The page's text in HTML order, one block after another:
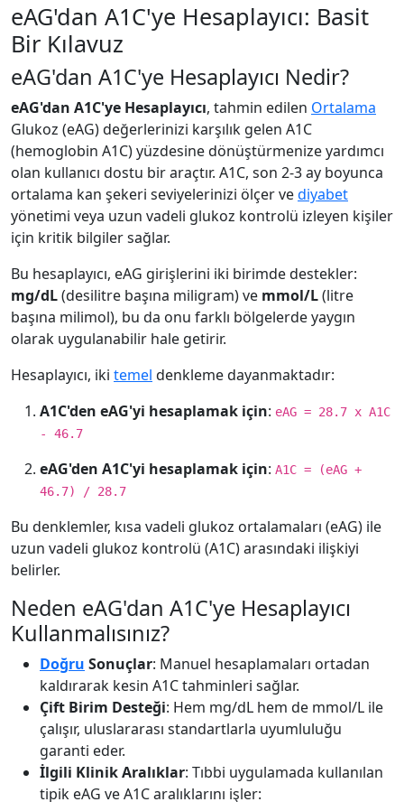
eAG'dan A1C'ye Hesaplayıcı: Basit
Bir Kılavuz
eAG'dan A1C'ye Hesaplayıcı Nedir?
eAG'dan A1C'ye Hesaplayıcı, tahmin edilen Ortalama
Glukoz (eAG) değerlerinizi karşılık gelen A1C
(hemoglobin A1C) yüzdesine dönüştürmenize yardımcı
olan kullanıcı dostu bir araçtır. A1C, son 2-3 ay boyunca
ortalama kan şekeri seviyelerinizi ölçer vediyabet
yönetimi veya uzun vadeli glukoz kontrolü izleyen kişiler
için kritik bilgiler sağlar.
Bu hesaplayıcı, eAG girişlerini iki birimde destekler:
mg/dL(desilitre başına miligram) ve mmol/L(litre
başına milimol), bu da onu farklı bölgelerde yaygın
olarak uygulanabilir hale getirir.
Hesaplayıcı, iki temel denkleme dayanmaktadır:
A1C'den eAG'yi hesaplamak için: eAG = 28.7 x A1C
- 46.7
eAG'den A1C'yi hesaplamak için: A1C = (eAG +
46.7) / 28.7
Bu denklemler, kısa vadeli glukoz ortalamaları (eAG) ile
uzun vadeli glukoz kontrolü (A1C) arasındaki ilişkiyi
belirler.
Neden eAG'dan A1C'ye Hesaplayıcı
Kullanmalısınız?
Doğru Sonuçlar: Manuel hesaplamaları ortadan
kaldırarak kesin A1C tahminleri sağlar.
Çift Birim Desteği: Hem mg/dL hem de mmol/L ile
çalışır, uluslararası standartlarla uyumluluğu
garanti eder.
İlgili Klinik Aralıklar: Tıbbi uygulamada kullanılan
tipik eAG ve A1C aralıklarını işler: